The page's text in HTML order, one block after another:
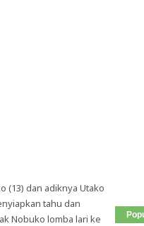
(13) dan adiknya Utako
tahu dan
Nobuko lomba lari ke